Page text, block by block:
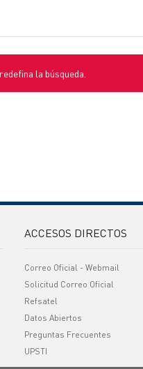
la búsqueda.
ACCESOS DIRECTOS
Correo Oficial - Webmail
Solicitud Correo Oficial
Refsatel
Datos Abiertos
Preguntas Frecuentes
UPSTI